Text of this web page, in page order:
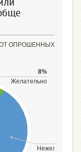
ОПРОШЕННЫХ
8%
Желательно
Нежелательно